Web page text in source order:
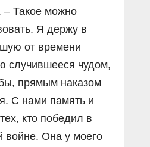
– Такое можно
Я держу в
от времени
случившееся чудом,
прямым наказом
С нами память и
кто победил в
войне. Она у моего